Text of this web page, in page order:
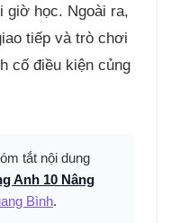
giờ học. Ngoài ra,
tiếp và trò chơi
cố điều kiện củng
tắt nội dung
Anh 10 Nâng
Bình.